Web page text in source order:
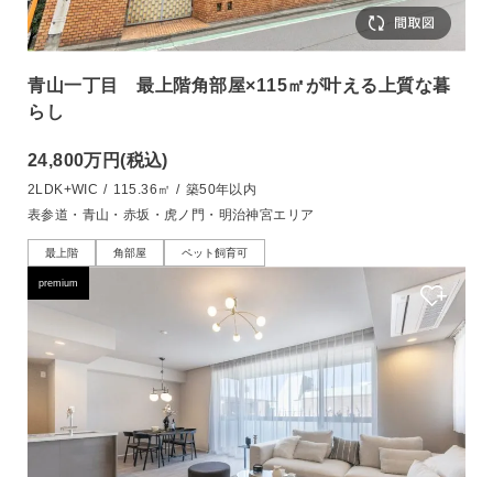
青山一丁目 最上階角部屋×115㎡が叶える上質な暮
らし
24,800万円(税込)
2LDK+WIC / 115.36㎡ / 築50年以内
表参道・青山・赤坂・虎ノ門・明治神宮エリア
最上階 角部屋 ペット飼育可
premium